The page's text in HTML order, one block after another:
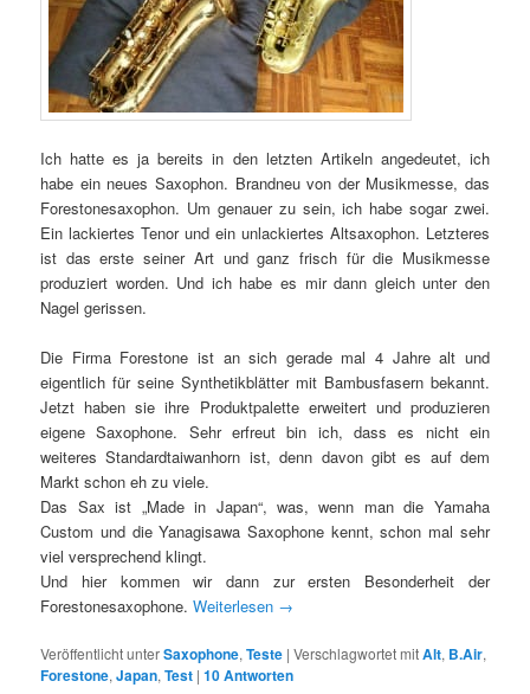
Ich hatte es ja bereits in den letzten Artikeln angedeutet, ich
habe ein neues Saxophon. Brandneu von der Musikmesse, das
Forestonesaxophon. Um genauer zu sein, ich habe sogar zwei.
Ein lackiertes Tenor und ein unlackiertes Altsaxophon. Letzteres
ist das erste seiner Art und ganz frisch für die Musikmesse
produziert worden. Und ich habe es mir dann gleich unter den
Nagel gerissen.
Die Firma Forestone ist an sich gerade mal 4 Jahre alt und
eigentlich für seine Synthetikblätter mit Bambusfasern bekannt.
Jetzt haben sie ihre Produktpalette erweitert und produzieren
eigene Saxophone. Sehr erfreut bin ich, dass es nicht ein
weiteres Standardtaiwanhorn ist, denn davon gibt es auf dem
Markt schon eh zu viele.
Das Sax ist „Made in Japan“, was, wenn man die Yamaha
Custom und die Yanagisawa Saxophone kennt, schon mal sehr
viel versprechend klingt.
Und hier kommen wir dann zur ersten Besonderheit der
Forestonesaxophone.Weiterlesen →
Veröffentlicht unterSaxophone,Teste |Verschlagwortet mitAlt, B.Air,
Forestone,Japan,Test |10Antworten